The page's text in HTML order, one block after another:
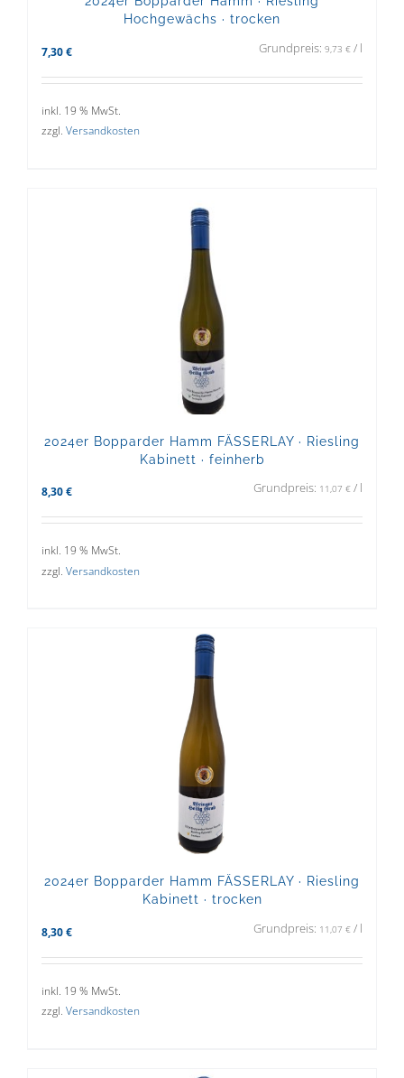
Hochgewächs · trocken
7,30 € Grundpreis: 9,73 € / l
inkl. 19 % MwSt.
zzgl. Versandkosten
2024er Bopparder Hamm FÄSSERLAY · Riesling
Kabinett · feinherb
8,30 € Grundpreis: 11,07 € / l
inkl. 19 % MwSt.
zzgl. Versandkosten
2024er Bopparder Hamm FÄSSERLAY · Riesling
Kabinett · trocken
8,30 € Grundpreis: 11,07 € / l
inkl. 19 % MwSt.
zzgl. Versandkosten